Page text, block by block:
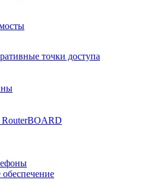
точки доступа